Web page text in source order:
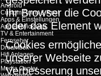
Android
Custom Roms & Root
Apps & Einstellungen
App Entwicklung
TV & Entertainment
Fernseher
Dreambox
Hifi Anlagen
Playstation 3
Media Center
Ihr Browser die
oder das Element
Cookies
unserer Webseite
Verbesserung